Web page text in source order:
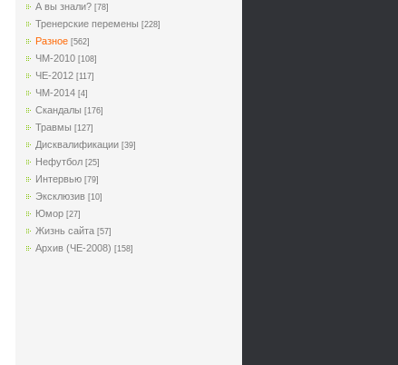
А вы знали? [78]
Тренерские перемены [228]
Разное [562]
ЧМ-2010 [108]
ЧЕ-2012 [117]
ЧМ-2014 [4]
Cкандалы [176]
Травмы [127]
Дисквалификации [39]
Нефутбол [25]
Интервью [79]
Эксклюзив [10]
Юмор [27]
Жизнь сайта [57]
Архив (ЧЕ-2008) [158]